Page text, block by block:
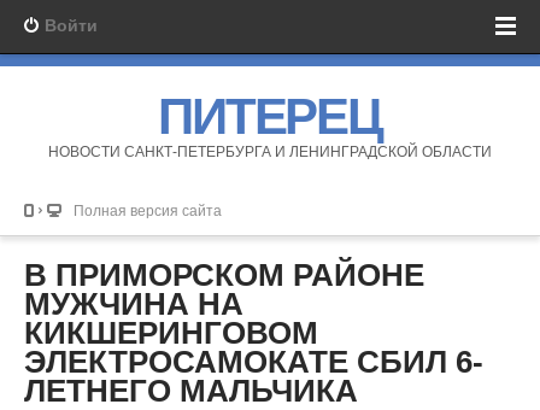
Войти
ПИТЕРЕЦ
НОВОСТИ САНКТ-ПЕТЕРБУРГА И ЛЕНИНГРАДСКОЙ ОБЛАСТИ
Полная версия сайта
В ПРИМОРСКОМ РАЙОНЕ
МУЖЧИНА НА
КИКШЕРИНГОВОМ
ЭЛЕКТРОСАМОКАТЕ СБИЛ 6-
ЛЕТНЕГО МАЛЬЧИКА